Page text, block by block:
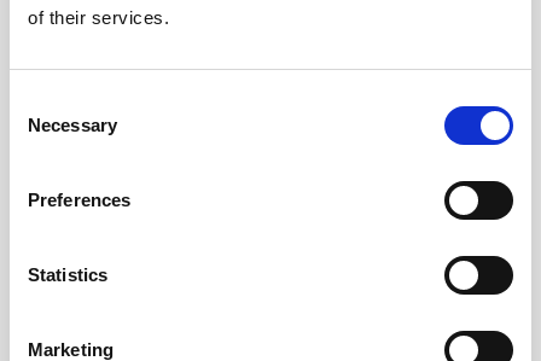
of their services.
Selection
Necessary
Preferences
Statistics
Marketing